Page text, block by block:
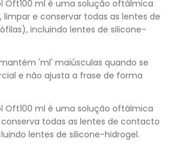
Oft100 ml é uma solução oftálmica
e conservar todas as lentes de
incluindo lentes de silicone-
'ml' maiúsculas quando se
e não ajusta a frase de forma
Oft100 ml é uma solução oftálmica
todas as lentes de contacto
lentes de silicone-hidrogel.